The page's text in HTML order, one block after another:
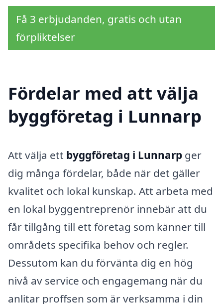
Få 3 erbjudanden, gratis och utan
förpliktelser
Fördelar med att välja
byggföretag i Lunnarp
Att välja ett byggföretag i Lunnarp ger
dig många fördelar, både när det gäller
kvalitet och lokal kunskap. Att arbeta med
en lokal byggentreprenör innebär att du
får tillgång till ett företag som känner till
områdets specifika behov och regler.
Dessutom kan du förvänta dig en hög
nivå av service och engagemang när du
anlitar proffsen som är verksamma i din